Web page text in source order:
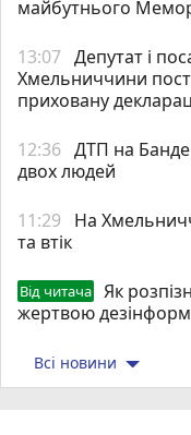
майбутнього
13:07 Депутат і
Хмельниччини
приховану
12:36 ДТП на
двох людей
11:29
На
та втік
Від читача
Як
жертвою
Всі новини